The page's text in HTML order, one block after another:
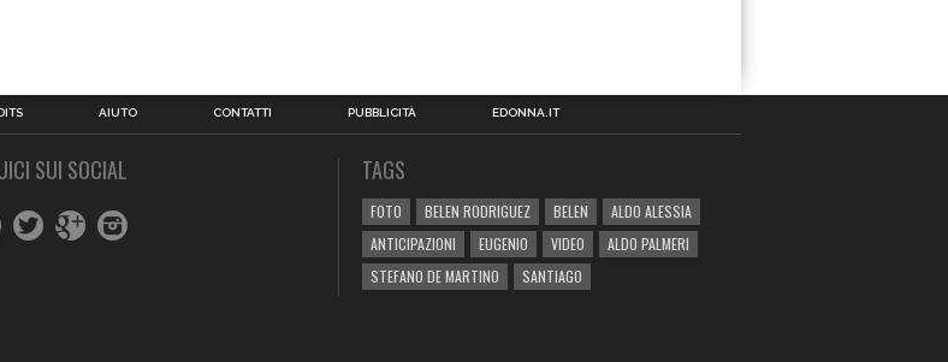
AIUTO CONTATTI PUBBLICITÀ EDONNA.IT
SUI SOCIAL TAGS
FOTO BELEN RODRIGUEZ BELEN
ALDO ALESSIA
ANTICIPAZIONI
EUGENIO VIDEO
ALDO PALMERI
STEFANO DE MARTINO
SANTIAGO